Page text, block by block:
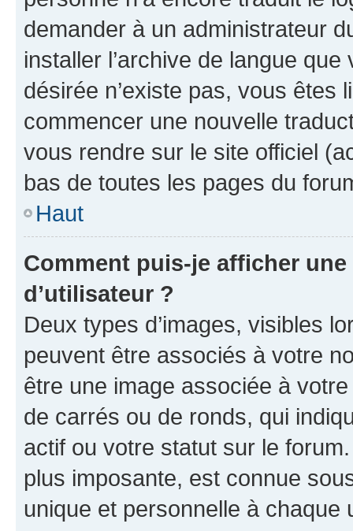
demander à un administrateur
installer l’archive de langue
désirée n’existe pas, vous êtes
commencer une nouvelle
vous rendre sur le site officiel
bas de toutes les pages du
Haut
Comment puis-je afficher
d’utilisateur ?
Deux types d’images, visibles
peuvent être associés à votre
être une image associée à
de carrés ou de ronds, qui
actif ou votre statut sur le
plus imposante, est connue
unique et personnelle à chaque